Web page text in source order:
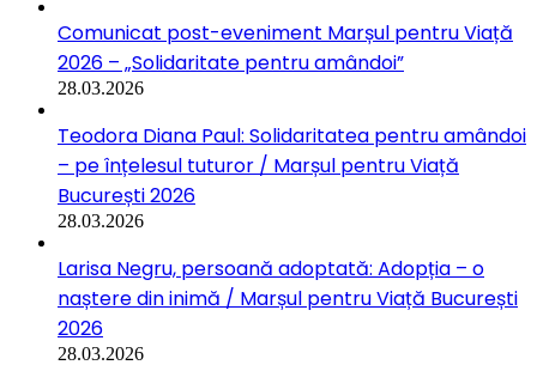
Comunicat post-eveniment Marșul pentru Viață
2026 – „Solidaritate pentru amândoi”
28.03.2026
Teodora Diana Paul: Solidaritatea pentru amândoi
– pe înțelesul tuturor / Marșul pentru Viață
București 2026
28.03.2026
Larisa Negru, persoană adoptată: Adopția – o
naștere din inimă / Marșul pentru Viață București
2026
28.03.2026